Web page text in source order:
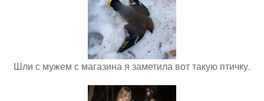
Шли с мужем с магазина я заметила вот такую птичку.